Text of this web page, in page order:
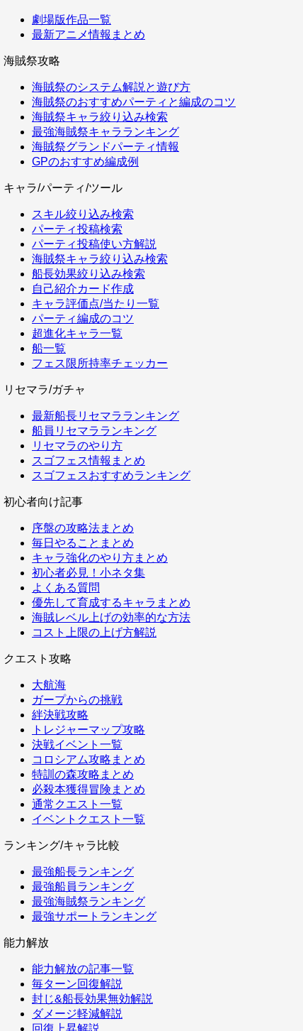
劇場版作品一覧
最新アニメ情報まとめ
海賊祭攻略
海賊祭のシステム解説と遊び方
海賊祭のおすすめパーティと編成のコツ
海賊祭キャラ絞り込み検索
最強海賊祭キャラランキング
海賊祭グランドパーティ情報
GPのおすすめ編成例
キャラ/パーティ/ツール
スキル絞り込み検索
パーティ投稿検索
パーティ投稿使い方解説
海賊祭キャラ絞り込み検索
船長効果絞り込み検索
自己紹介カード作成
キャラ評価点/当たり一覧
パーティ編成のコツ
超進化キャラ一覧
船一覧
フェス限所持率チェッカー
リセマラ/ガチャ
最新船長リセマラランキング
船員リセマラランキング
リセマラのやり方
スゴフェス情報まとめ
スゴフェスおすすめランキング
初心者向け記事
序盤の攻略法まとめ
毎日やることまとめ
キャラ強化のやり方まとめ
初心者必見！小ネタ集
よくある質問
優先して育成するキャラまとめ
海賊レベル上げの効率的な方法
コスト上限の上げ方解説
クエスト攻略
大航海
ガープからの挑戦
絆決戦攻略
トレジャーマップ攻略
決戦イベント一覧
コロシアム攻略まとめ
特訓の森攻略まとめ
必殺本獲得冒険まとめ
通常クエスト一覧
イベントクエスト一覧
ランキング/キャラ比較
最強船長ランキング
最強船員ランキング
最強海賊祭ランキング
最強サポートランキング
能力解放
能力解放の記事一覧
毎ターン回復解説
封じ&船長効果無効解説
ダメージ軽減解説
回復上昇解説